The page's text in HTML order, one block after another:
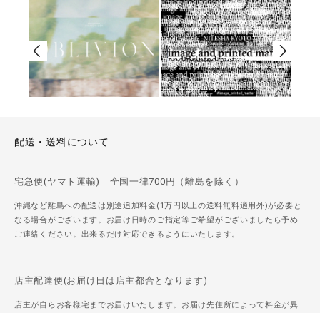
配送・送料について
宅急便(ヤマト運輸) 全国一律700円（離島を除く）
沖縄など離島への配送は別途追加料金(1万円以上の送料無料適用外)が必要と
なる場合がございます。お届け日時のご指定等ご希望がございましたら予め
ご連絡ください。出来るだけ対応できるようにいたします。
店主配達便(お届け日は店主都合となります)
店主が自らお客様宅までお届けいたします。お届け先住所によって料金が異